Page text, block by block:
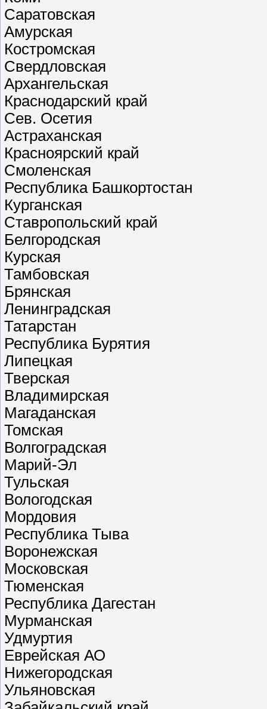
Саратовская
Амурская
Костромская
Свердловская
Архангельская
Краснодарский край
Сев. Осетия
Астраханская
Красноярский край
Смоленская
Республика Башкортостан
Курганская
Ставропольский край
Белгородская
Курская
Тамбовская
Брянская
Ленинградская
Татарстан
Республика Бурятия
Липецкая
Тверская
Владимирская
Магаданская
Томская
Волгоградская
Марий-Эл
Тульская
Вологодская
Мордовия
Республика Тыва
Воронежская
Московская
Тюменская
Республика Дагестан
Мурманская
Удмуртия
Еврейская АО
Нижегородская
Ульяновская